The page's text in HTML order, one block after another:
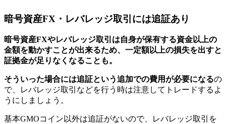
暗号資産FX・レバレッジ取引には追証あり
暗号資産FXやレバレッジ取引は自身が保有する資金以上の
金額を動かすことが出来るため、一定額以上の損失を出すと
証拠金が足りなくなることも。
そういった場合には追証という追加での費用が必要になるの
で、レバレッジ取引などを行う時は注意してトレードするよ
うにしましょう。
基本GMOコイン以外は追証がないので、レバレッジ取引を